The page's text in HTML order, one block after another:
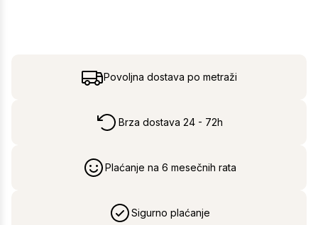
Povoljna dostava po metraži
Brza dostava 24 - 72h
Plaćanje na 6 mesečnih rata
Sigurno plaćanje